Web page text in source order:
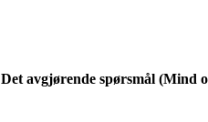
Det avgjørende spørsmål (Mind